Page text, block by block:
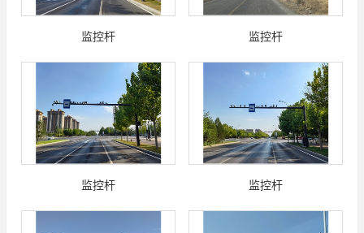
监控杆 监控杆
监控杆 监控杆